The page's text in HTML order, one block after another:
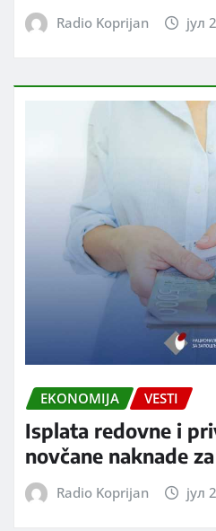
Radio Koprijan јул
EKONOMIJA VESTI
Isplata redovne i
novčane naknade
Radio Koprijan јул